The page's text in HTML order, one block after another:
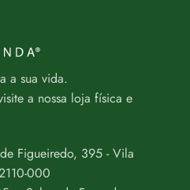
a sua vida.
a nossa loja física e
Figueiredo, 395 - Vila
000